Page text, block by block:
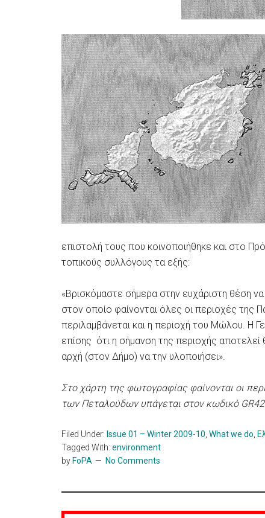
επιστολή τους που κοινοποιήθηκε και στο
τοπικούς συλλόγους τα εξής:
«Βρισκόμαστε σήμερα στην ευχάριστη θέση
στον οποίο φαίνονται όλες οι περιοχές της
περιλαμβάνεται και η περιοχή του Μώλου. Η
επίσης ότι η σήμανση της περιοχής αποτελεί
αρχή (στον Δήμο) να την υλοποιήσει».
Στο χάρτη της φωτογραφίας φαίνονται οι
των Πεταλούδων υπάγεται στον κωδικό
Filed Under: Issue 01 – Winter 2009-10 What we do
Tagged With: environment
by FoPA No Comments